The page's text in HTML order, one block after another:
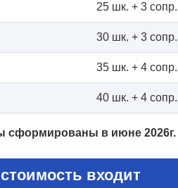
25 шк. + 3 сопр.
30 шк. + 3 сопр.
35 шк. + 4 сопр.
40 шк. + 4 сопр.
сформированы в июне 2026г.
входит